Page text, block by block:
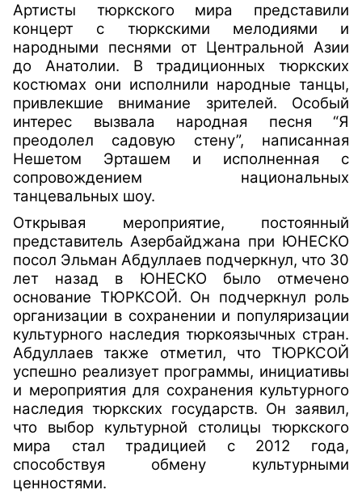
Артисты тюркского мира представили
концерт с тюркскими мелодиями и
народными песнями от Центральной Азии
до Анатолии. В традиционных тюркских
костюмах они исполнили народные танцы,
привлекшие внимание зрителей. Особый
интерес вызвала народная песня “Я
преодолел садовую стену”, написанная
Нешетом Эрташем и исполненная с
сопровождением национальных
танцевальных шоу.
Открывая мероприятие, постоянный
представитель Азербайджана при ЮНЕСКО
посол Эльман Абдуллаев подчеркнул, что 30
лет назад в ЮНЕСКО было отмечено
основание ТЮРКСОЙ. Он подчеркнул роль
организации в сохранении и популяризации
культурного наследия тюркоязычных стран.
Абдуллаев также отметил, что ТЮРКСОЙ
успешно реализует программы, инициативы
и мероприятия для сохранения культурного
наследия тюркских государств. Он заявил,
что выбор культурной столицы тюркского
мира стал традицией с 2012 года,
способствуя обмену культурными
ценностями.